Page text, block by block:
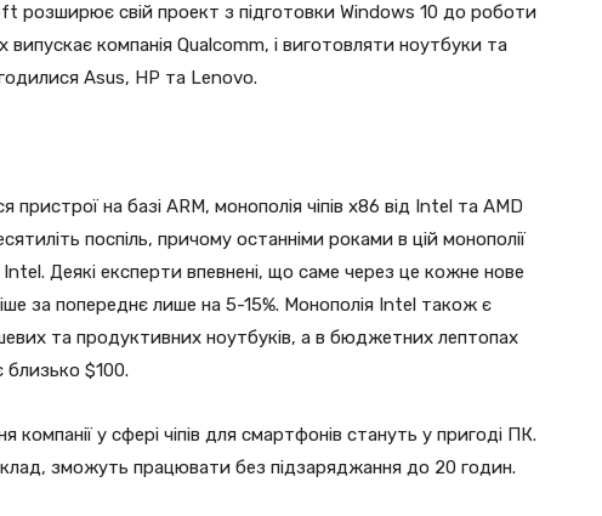
розширює свій проект з підготовки Windows 10 до роботи
компанія Qualcomm, і виготовляти ноутбуки та
Asus, HP та Lenovo.
на базі ARM, монополія чіпів x86 від Intel та AMD
поспіль, причому останніми роками в цій монополії
Деякі експерти впевнені, що саме через це кожне нове
за попереднє лише на 5-15%. Монополія Intel також є
та продуктивних ноутбуків, а в бюджетних лептопах
$100.
у сфері чіпів для смартфонів стануть у пригоді ПК.
зможуть працювати без підзаряджання до 20 годин.